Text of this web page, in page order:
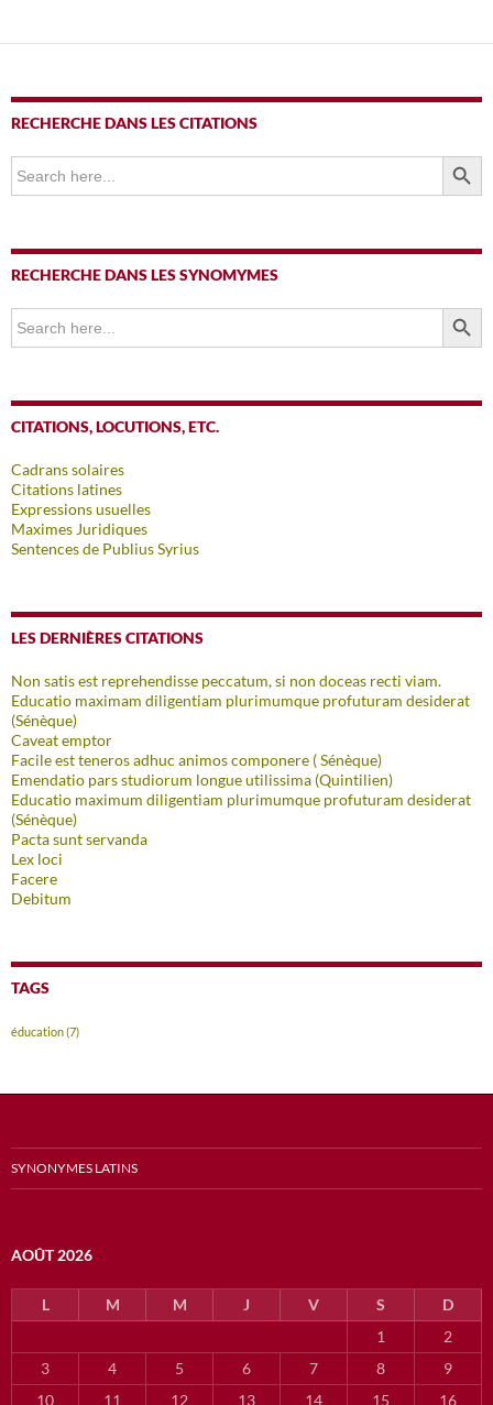
articles
RECHERCHE DANS LES CITATIONS
Search
for:
SEARCH
RECHERCHE DANS LES SYNOMYMES
Search
for:
SEARCH
CITATIONS, LOCUTIONS, ETC.
Cadrans solaires
Citations latines
Expressions usuelles
Maximes Juridiques
Sentences de Publius Syrius
LES DERNIÈRES CITATIONS
Non satis est reprehendisse peccatum, si non doceas recti viam.
Educatio maximam diligentiam plurimumque profuturam desiderat
(Sénèque)
Caveat emptor
Facile est teneros adhuc animos componere ( Sénèque)
Emendatio pars studiorum longue utilissima (Quintilien)
Educatio maximum diligentiam plurimumque profuturam desiderat
(Sénèque)
Pacta sunt servanda
Lex loci
Facere
Debitum
TAGS
éducation(7)
SYNONYMES LATINS
AOÛT 2026
L M M J V S
D
1
2
3
4 5 6 7 8
9
10
11 12 13 14 15 16